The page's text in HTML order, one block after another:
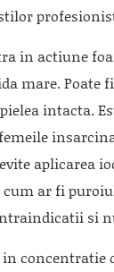
in actiune
mare. Poate
intacta.
aplicarea
ar fi
si
concentratie